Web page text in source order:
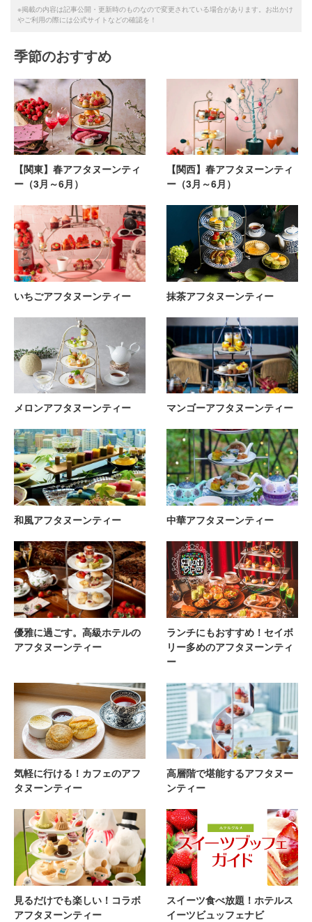
※掲載の内容は記事公開・更新時のものなので変更されている場合があります。お出かけ
やご利用の際には公式サイトなどの確認を！
季節のおすすめ
【関東】春アフタヌーンティ
ー（3月～6月）
【関西】春アフタヌーンティ
ー（3月～6月）
いちごアフタヌーンティー 抹茶アフタヌーンティー
メロンアフタヌーンティー マンゴーアフタヌーンティー
和風アフタヌーンティー 中華アフタヌーンティー
優雅に過ごす。高級ホテルの
アフタヌーンティー
ランチにもおすすめ！セイボ
リー多めのアフタヌーンティ
ー
気軽に行ける！カフェのアフ
タヌーンティー
高層階で堪能するアフタヌー
ンティー
見るだけでも楽しい！コラボ
アフタヌーンティー
スイーツ食べ放題！ホテルス
イーツビュッフェナビ